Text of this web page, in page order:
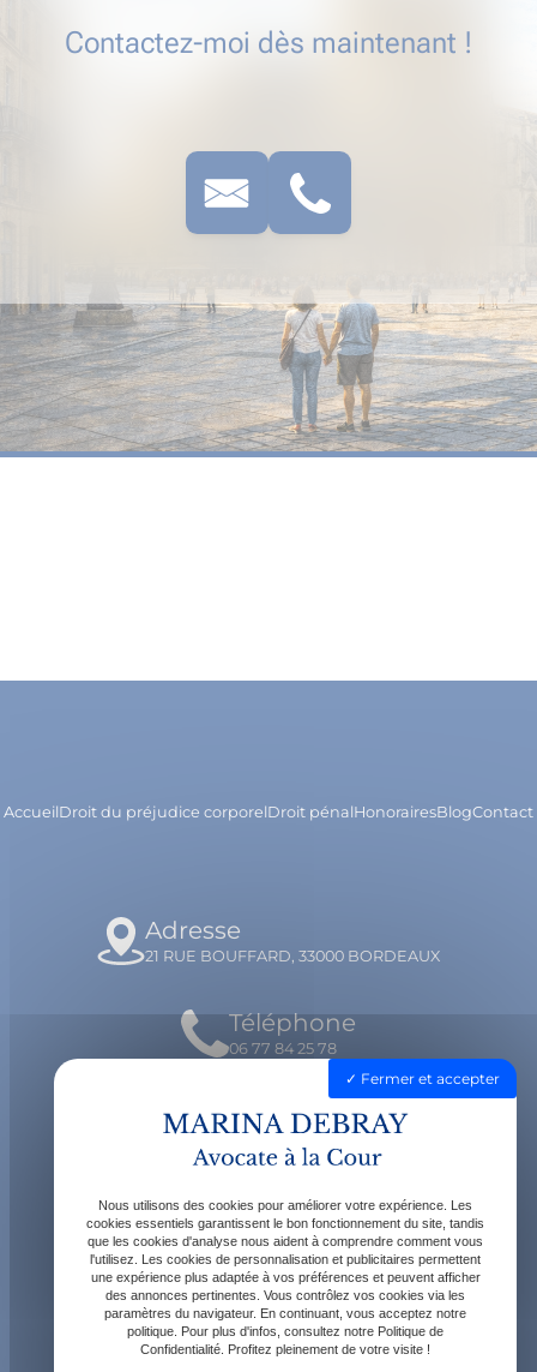
Contactez-moi dès maintenant !
AccueilDroit du préjudice corporelDroit pénalHonorairesBlogContact
Adresse
21 RUE BOUFFARD, 33000 BORDEAUX
Téléphone
06 77 84 25 78
Email
contact@avocatdebray.fr
Horaires
Lundi - Vendredi : 9h - 19h
Fermer et accepter
Nous utilisons des cookies pour améliorer votre expérience. Les
cookies essentiels garantissent le bon fonctionnement du site, tandis
que les cookies d'analyse nous aident à comprendre comment vous
l'utilisez. Les cookies de personnalisation et publicitaires permettent
une expérience plus adaptée à vos préférences et peuvent afficher
des annonces pertinentes. Vous contrôlez vos cookies via les
paramètres du navigateur. En continuant, vous acceptez notre
politique. Pour plus d'infos, consultez notre Politique de
Confidentialité. Profitez pleinement de votre visite !